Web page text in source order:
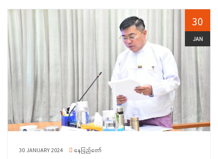
အစိုးရအဖွဲ့ တိုင်းရင်းသားရေးရာဝန်ကြီး ဦးစောဂျက်ကော့ထူး၊
တိုင်းရင်းသားစာပေနှင့်ယဉ်ကျေးမှုဦးစီးဌာန၊ ဒုတိယ
ညွှန်ကြားရေးမှူးချုပ်နှင့် ညွှန်ကြားရေးမှူးရုံးရှိ အရာထမ်း ၊ အမှုထမ်း
များ ၊ တိုင်းရင်းသားစာပေနှင့်ယဉ်ကျေးမှုအသင်းအဖွဲ့များနှင့်
ဖိတ်ကြားထား သော ဧည့်သည်တော်များ တက်ရောက်ခဲ့ကြပါသည်။
ရှေးဦးစွာ တိုင်းရင်းသားလူမျိုးများရေးရာဝန်ကြီးဌာန၊ ဒုတိယဝန်ကြီး
ဦးဇော်အေးမောင်က တိုင်းရင်းသားစည်းလုံးညီညွတ်ရေးသည် အလွန်
အရေးကြီးပါကြောင်း၊ တိုင်းရင်းသားများ စည်းလုံးညီညွတ်မှ
တိုင်းပြည်ငြိမ်းချမ်းသာယာမှ နိုင်ငံတော်ဖွံ့ဖြိုးတိုးတက်မည်ဖြစ်ပါ
ကြောင်း ပြောကြားခဲ့ ပြီး ပြည်သူ့စစ်မှုထမ်းဆိုင်ရာ ကိစ္စရပ်များဖြစ်
သည့် ပြည်သူ့စစ်မှုထမ်းဉပဒေ၏ ရည်ရွယ်ချက်များ၊ နောက်ခံ
သမိုင်းကြောင်း၊ စစ်မှုထမ်းရမည့် အသက်အရွယ်၊ ပြည်သူ့စစ်မှုထမ်း
စစ်မှုထမ်းဉပဒေကျင့်သုံးလျက်ရှိသည့် ကမ္ဘာ့နိုင်ငံများအကြောင်း၊
30
JAN
30 JANUARY 2024 နေပြည်တော်